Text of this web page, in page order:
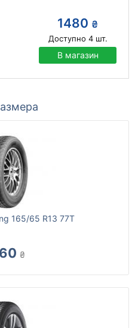
1480 ₴
Доступно 4шт.
В магазин
165/65 R13 77T
₴